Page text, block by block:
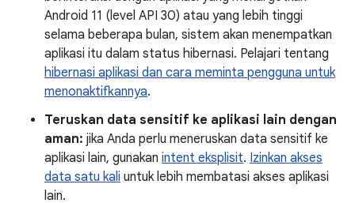
Android 11 (level API 30) atau yang lebih tinggi
selama beberapa bulan, sistem akan menempatkan
aplikasi itu dalam status hibernasi. Pelajari tentang
hibernasi aplikasi dan cara meminta pengguna untuk
menonaktifkannya.
Teruskan data sensitif ke aplikasi lain dengan
aman: jika Anda perlu meneruskan data sensitif ke
aplikasi lain, gunakan intent eksplisit. Izinkan akses
data satu kali untuk lebih membatasi akses aplikasi
lain.